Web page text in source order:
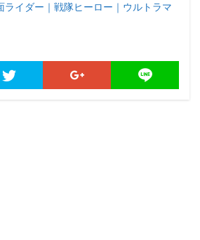
ライダー ｜戦隊ヒーロー ｜ウルトラマ